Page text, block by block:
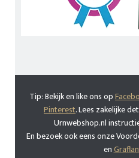
Tip: Bekijk en like ons op
Pinterest. Lees zakelijke
Urnwebshop.nl
En bezoek ook eens onze
en